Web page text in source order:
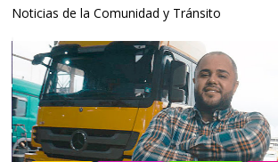
Noticias de la Comunidad y Tránsito